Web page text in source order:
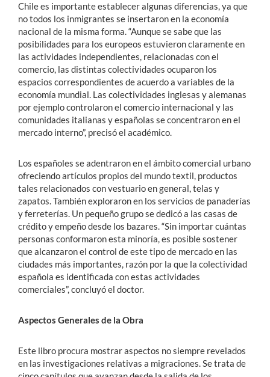
Chile es importante establecer algunas diferencias, ya que
no todos los inmigrantes se insertaron en la economía
nacional de la misma forma. “Aunque se sabe que las
posibilidades para los europeos estuvieron claramente en
las actividades independientes, relacionadas con el
comercio, las distintas colectividades ocuparon los
espacios correspondientes de acuerdo a variables de la
economía mundial. Las colectividades inglesas y alemanas
por ejemplo controlaron el comercio internacional y las
comunidades italianas y españolas se concentraron en el
mercado interno”, precisó el académico.
Los españoles se adentraron en el ámbito comercial urbano
ofreciendo artículos propios del mundo textil, productos
tales relacionados con vestuario en general, telas y
zapatos. También exploraron en los servicios de panaderías
y ferreterías. Un pequeño grupo se dedicó a las casas de
crédito y empeño desde los bazares. “Sin importar cuántas
personas conformaron esta minoría, es posible sostener
que alcanzaron el control de este tipo de mercado en las
ciudades más importantes, razón por la que la colectividad
española es identificada con estas actividades
comerciales”, concluyó el doctor.
Aspectos Generales de la Obra
Este libro procura mostrar aspectos no siempre revelados
en las investigaciones relativas a migraciones. Se trata de